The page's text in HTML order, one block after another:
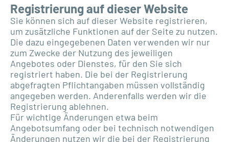
Registrierung auf dieser Website
Sie können sich auf dieser Website registrieren,
um zusätzliche Funktionen auf der Seite zu nutzen.
Die dazu eingegebenen Daten verwenden wir nur
zum Zwecke der Nutzung des jeweiligen
Angebotes oder Dienstes, für den Sie sich
registriert haben. Die bei der Registrierung
abgefragten Pflichtangaben müssen vollständig
angegeben werden. Anderenfalls werden wir die
Registrierung ablehnen.
Für wichtige Änderungen etwa beim
Angebotsumfang oder bei technisch notwendigen
Änderungen nutzen wir die bei der Registrierung